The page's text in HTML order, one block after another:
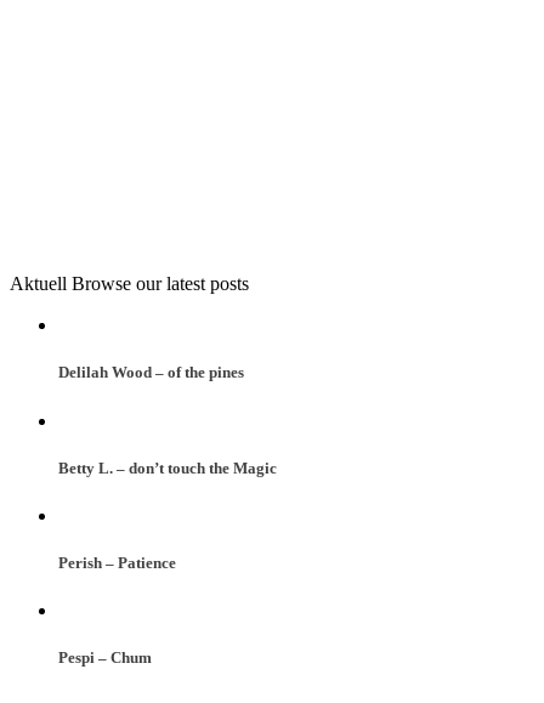
Aktuell Browse our latest posts
Delilah Wood – of the pines
Betty L. – don’t touch the Magic
Perish – Patience
Pespi – Chum